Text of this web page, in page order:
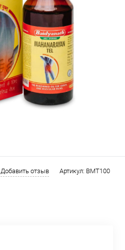
Добавить отзыв Артикул: BMT100